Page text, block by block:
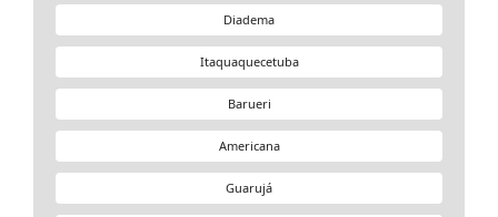
Diadema
Itaquaquecetuba
Barueri
Americana
Guarujá